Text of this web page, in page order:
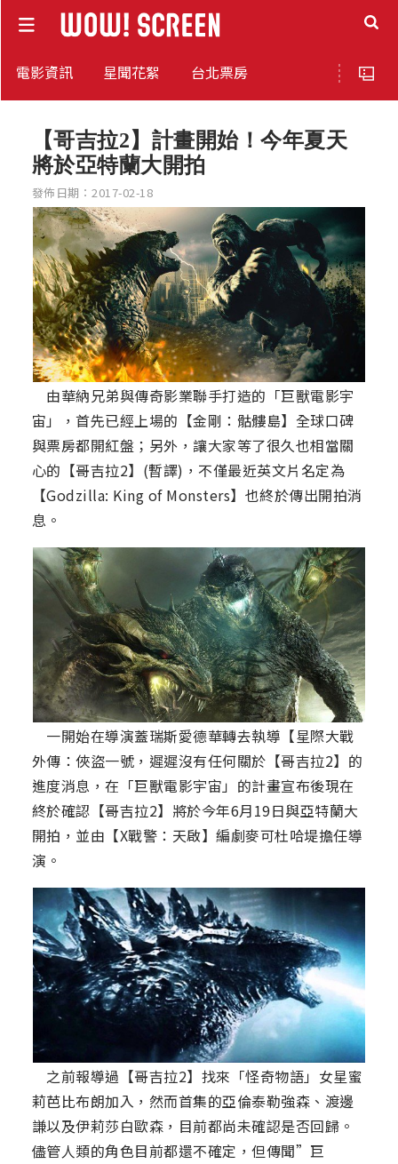
電影資訊 星聞花絮 台北票房
【哥吉拉2】計畫開始！今年夏天
將於亞特蘭大開拍
發佈日期：2017-02-18
由華納兄弟與傳奇影業聯手打造的「巨獸電影宇
宙」，首先已經上場的【金剛：骷髏島】全球口碑
與票房都開紅盤；另外，讓大家等了很久也相當關
心的【哥吉拉2】(暫譯)，不僅最近英文片名定為
【Godzilla: King of Monsters】也終於傳出開拍消
息。
一開始在導演蓋瑞斯愛德華轉去執導【星際大戰
外傳：俠盜一號，遲遲沒有任何關於【哥吉拉2】的
進度消息，在「巨獸電影宇宙」的計畫宣布後現在
終於確認【哥吉拉2】將於今年6月19日與亞特蘭大
開拍，並由【X戰警：天啟】編劇麥可杜哈堤擔任導
演。
之前報導過【哥吉拉2】找來「怪奇物語」女星蜜
莉芭比布朗加入，然而首集的亞倫泰勒強森、渡邊
謙以及伊莉莎白歐森，目前都尚未確認是否回歸。
儘管人類的角色目前都還不確定，但傳聞”巨